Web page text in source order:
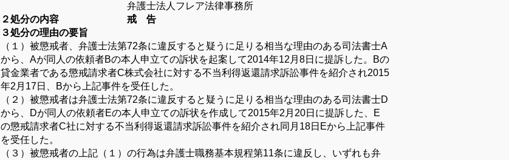
弁護士法人フレア法律事務所
２処分の内容 戒 告
３処分の理由の要旨
（１）被懲戒者、弁護士法第72条に違反すると疑うに足りる相当な理由のある司法書士A
から、Aが同人の依頼者Bの本人申立ての訴状を起案して2014年12月8日に提訴した。Bの
貸金業者である懲戒請求者C株式会社に対する不当利得返還請求訴訟事件を紹介され2015
年2月17日、Bから上記事件を受任した。
（２）被懲戒者は弁護士法第72条に違反すると疑うに足りる相当な理由のある司法書士D
から、Dが同人の依頼者Eの本人申立ての訴状を作成して2015年2月20日に提訴した、E
の懲戒請求者C社に対する不当利得返還請求訴訟事件を紹介され同月18日Eから上記事件
を受任した。
（３）被懲戒者の上記（１）の行為は弁護士職務基本規程第11条に違反し、いずれも弁